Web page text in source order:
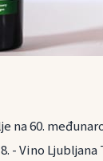
na 60.
- Vino